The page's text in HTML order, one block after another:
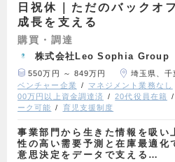
日祝休｜ただのバックオ
成長を支える
購買・調達
株式会社Leo Sophia Group
550万円 ～ 849万円
埼玉県、千
ベンチャー企業
マネジメント業務なし
00万円以上資金調達済
20代役員在籍
ーク可能
育児支援制度
事業部門から生きた情報を吸い
性の高い需要予測と在庫最適化
意思決定をデータで支える…